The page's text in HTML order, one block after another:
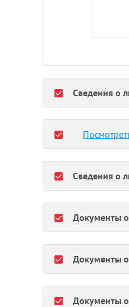
Сведения о
Сведения о
Документы
Документы
Документы